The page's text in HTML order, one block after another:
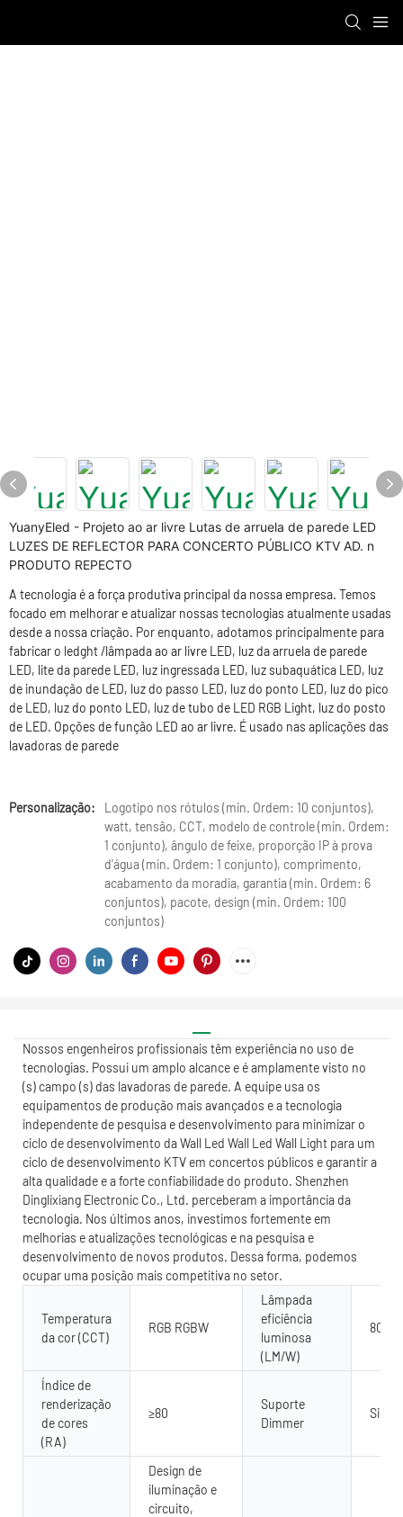
YuanyEled - Projeto ao ar livre Lutas de arruela de parede LED
LUZES DE REFLECTOR PARA CONCERTO PÚBLICO KTV AD. n
PRODUTO REPECTO
A tecnologia é a força produtiva principal da nossa empresa. Temos
focado em melhorar e atualizar nossas tecnologias atualmente usadas
desde a nossa criação. Por enquanto, adotamos principalmente para
fabricar o ledght /lâmpada ao ar livre LED, luz da arruela de parede
LED, lite da parede LED, luz ingressada LED, luz subaquática LED, luz
de inundação de LED, luz do passo LED, luz do ponto LED, luz do pico
de LED, luz do ponto LED, luz de tubo de LED RGB Light, luz do posto
de LED. Opções de função LED ao ar livre. É usado nas aplicações das
lavadoras de parede
Personalização:
Logotipo nos rótulos (min. Ordem: 10 conjuntos),
watt, tensão, CCT, modelo de controle (min. Ordem:
1 conjunto), ângulo de feixe, proporção IP à prova
d'água (min. Ordem: 1 conjunto), comprimento,
acabamento da moradia, garantia (min. Ordem: 6
conjuntos), pacote, design (min. Ordem: 100
conjuntos)
Nossos engenheiros profissionais têm experiência no uso de
tecnologias. Possui um amplo alcance e é amplamente visto no
(s) campo (s) das lavadoras de parede. A equipe usa os
equipamentos de produção mais avançados e a tecnologia
independente de pesquisa e desenvolvimento para minimizar o
ciclo de desenvolvimento da Wall Led Wall Led Wall Light para um
ciclo de desenvolvimento KTV em concertos públicos e garantir a
alta qualidade e a forte confiabilidade do produto. Shenzhen
Dinglixiang Electronic Co., Ltd. perceberam a importância da
tecnologia. Nos últimos anos, investimos fortemente em
melhorias e atualizações tecnológicas e na pesquisa e
desenvolvimento de novos produtos. Dessa forma, podemos
ocupar uma posição mais competitiva no setor.
Temperatura
da cor (CCT)
RGB RGBW
Lâmpada
eficiência
luminosa
(LM/W)
80
Índice de
renderização
de cores
(RA)
≥80
Suporte
Dimmer
Sim
Design de
iluminação e
circuito,